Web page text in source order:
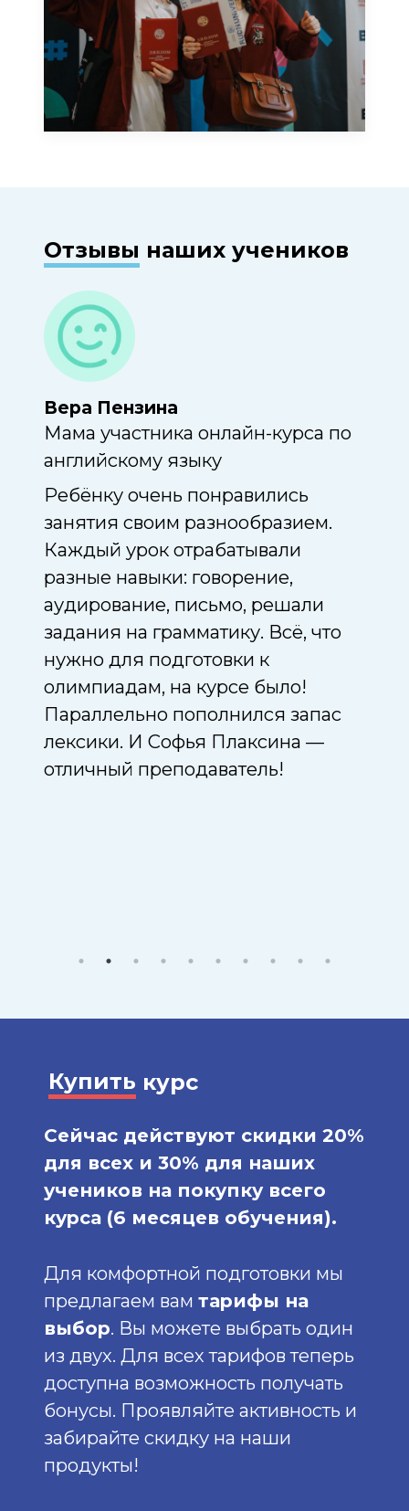
Отзывы наших учеников
Вера Пензина
Мама участника онлайн-курса по
английскому языку
Ребёнку очень понравились
занятия своим разнообразием.
Каждый урок отрабатывали
разные навыки: говорение,
аудирование, письмо, решали
задания на грамматику. Всё, что
нужно для подготовки к
олимпиадам, на курсе было!
Параллельно пополнился запас
лексики. И Софья Плаксина —
отличный преподаватель!
Купить курс
Сейчас действуют скидки 20%
для всех и 30% для наших
учеников на покупку всего
курса (6 месяцев обучения).
Для комфортной подготовки мы
предлагаем вам тарифы на
выбор. Вы можете выбрать один
из двух. Для всех тарифов теперь
доступна возможность получать
бонусы. Проявляйте активность и
забирайте скидку на наши
продукты!